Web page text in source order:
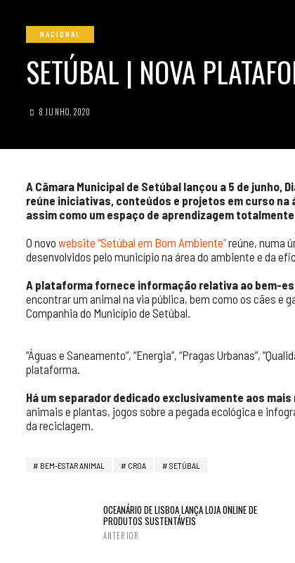
NACIONAL
SETÚBAL | NOVA
8 JUNHO, 2020
A Câmara Municipal de Setúbal lançou a 5 de junho,
reúne iniciativas, conteúdos e projetos em curso
assim como um espaço de aprendizagem
O novo website “Setúbal em Bom Ambiente”reúne, numa
desenvolvidos pelo município na área do ambiente e da
A plataforma fornece informação relativa ao bem-
encontrar um animal na via pública, bem como os cães e
Companhia do Município de Setúbal.
“Águas e Saneamento”, “Energia”, “Pragas Urbanas”,
plataforma.
Há um separador dedicado exclusivamente aos mais
animais e plantas, jogos sobre a pegada ecológica e
da reciclagem.
BEM-ESTAR ANIMAL CROA SETÚBAL
OCEANÁRIO DE LISBOA LANÇA LOJA ONLINE DE
PRODUTOS SUSTENTÁVEIS
ANTERIOR